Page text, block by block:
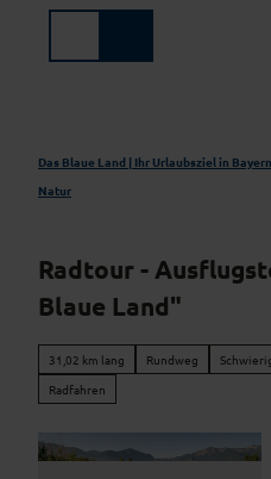
Das Blaue Land | Ihr Urlaubsziel in
Natur
Radtour -
Blaue Land"
31,02 km lang Rundweg
Radfahren